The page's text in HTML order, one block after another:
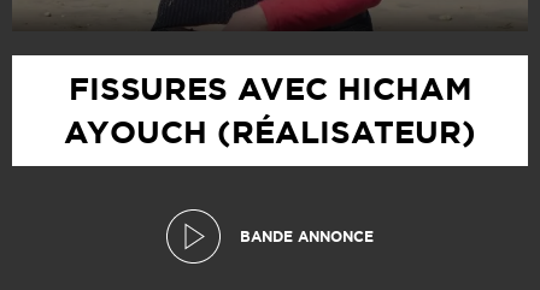
FISSURES AVEC HICHAM
AYOUCH (RÉALISATEUR)
BANDE ANNONCE